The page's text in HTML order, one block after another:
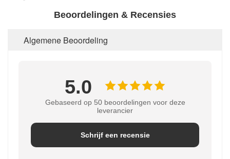
Beoordelingen & Recensies
Algemene Beoordeling
5.0
Gebaseerd op 50 beoordelingen voor deze
leverancier
Schrijf een recensie